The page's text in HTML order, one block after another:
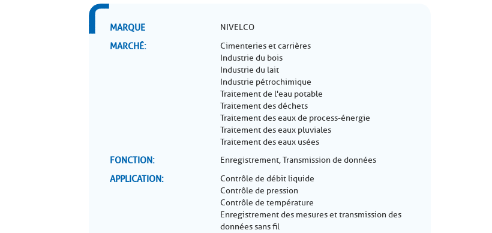
MARQUE NIVELCO
MARCHÉ
Cimenteries et carrières
Industrie du bois
Industrie du lait
Industrie pétrochimique
Traitement de l'eau potable
Traitement des déchets
Traitement des eaux de process-énergie
Traitement des eaux pluviales
Traitement des eaux usées
FONCTION Enregistrement, Transmission de données
APPLICATION
Contrôle de débit liquide
Contrôle de pression
Contrôle de température
Enregistrement des mesures et transmission des
données sans fil